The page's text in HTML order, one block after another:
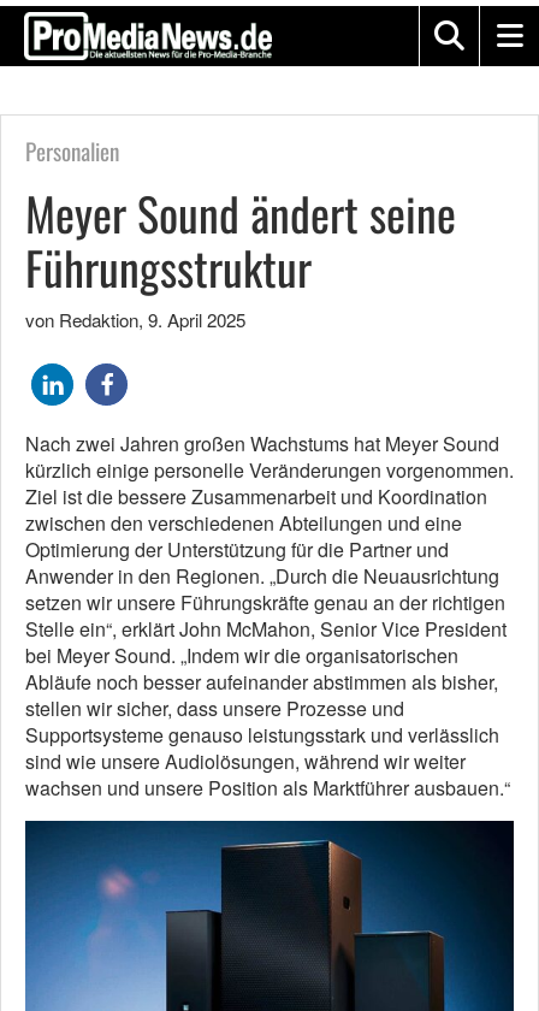
Personalien
Meyer Sound ändert seine
Führungsstruktur
von Redaktion, 9. April 2025
Nach zwei Jahren großen Wachstums hat Meyer Sound
kürzlich einige personelle Veränderungen vorgenommen.
Ziel ist die bessere Zusammenarbeit und Koordination
zwischen den verschiedenen Abteilungen und eine
Optimierung der Unterstützung für die Partner und
Anwender in den Regionen. „Durch die Neuausrichtung
setzen wir unsere Führungskräfte genau an der richtigen
Stelle ein“, erklärt John McMahon, Senior Vice President
bei Meyer Sound. „Indem wir die organisatorischen
Abläufe noch besser aufeinander abstimmen als bisher,
stellen wir sicher, dass unsere Prozesse und
Supportsysteme genauso leistungsstark und verlässlich
sind wie unsere Audiolösungen, während wir weiter
wachsen und unsere Position als Marktführer ausbauen.“